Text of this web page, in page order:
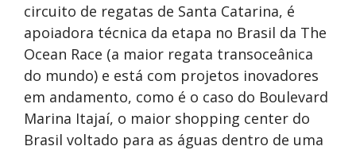
circuito de regatas de Santa Catarina, é
apoiadora técnica da etapa no Brasil da The
Ocean Race (a maior regata transoceânica
do mundo) e está com projetos inovadores
em andamento, como é o caso do Boulevard
Marina Itajaí, o maior shopping center do
Brasil voltado para as águas dentro de uma